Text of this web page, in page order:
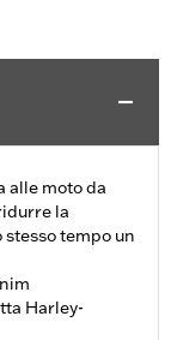
alle moto da
la
tempo un
Harley-